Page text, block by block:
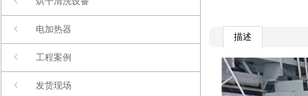
电加热器
工程案例
发货现场
描述